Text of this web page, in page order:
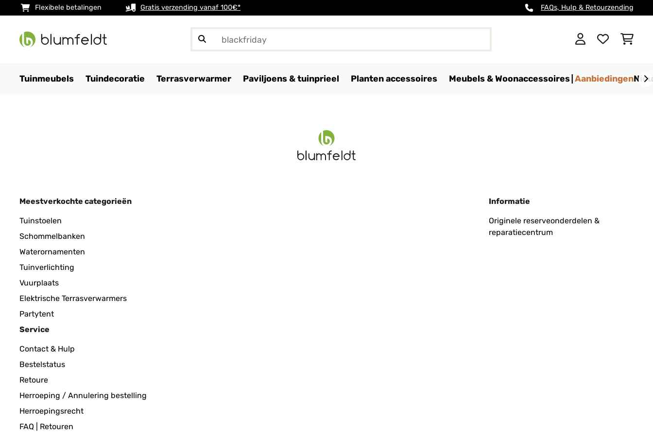
Flexibele betalingen Gratis verzending vanaf 100€* FAQs, Hulp & Retourzending
Tuinmeubels Tuindecoratie Terrasverwarmer Paviljoens & tuinprieel Planten accessoires Meubels & Woonaccessoires Aanbiedingen
Meestverkochte categorieën
Tuinstoelen
Schommelbanken
Waterornamenten
Tuinverlichting
Vuurplaats
Elektrische Terrasverwarmers
Partytent
Informatie
Originele reserveonderdelen &
reparatiecentrum
Service
Contact & Hulp
Bestelstatus
Retoure
Herroeping / Annulering bestelling
Herroepingsrecht
FAQ | Retouren